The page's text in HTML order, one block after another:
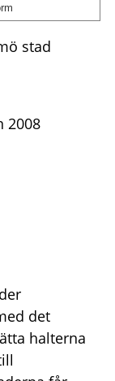
stad
2008
det
halterna